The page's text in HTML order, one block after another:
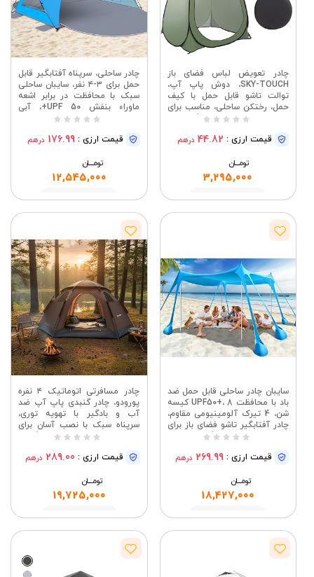
چادر تعویض لباس فضای باز
SKY-TOUCH، دوش پاپ آپ،
توالت تاشو قابل حمل با کیف
حمل، رختکن ساحلی، مناسب برای
کمپینگ/ساحل
قیمت ارزی : 44.82 درهم
تومــــــان
3,295,000
مشاهده
چادر ساحلی، سرپناه آفتابگیر قابل
حمل برای ۳-۴ نفر، سایبان ساحلی
سبک با محافظت در برابر اشعه
ماوراء بنفش UPF 50+، آبی
قیمت ارزی : 176.99 درهم
تومــــــان
12,545,000
مشاهده
سایبان چادر ساحلی قابل حمل ضد
باد با محافظت UPF50+، 8 کیسه
شن، 4 تیرک آلومینیومی مقاوم،
چادر آفتابگیر تاشو فضای باز برای
شن و ماسه، کمپینگ، ملزومات
قیمت ارزی : 269.99 درهم
تومــــــان
18,427,000
مشاهده
چادر مسافرتی اتوماتیک ۴ نفره
پورودو، چادر گنبدی پاپ آپ ضد
آب و بادگیر با تهویه توری،
سرپناه سبک با نصب آسان برای
کوهنوردی، ساحل و کوله گردی،
قیمت ارزی : 289.00 درهم
تومــــــان
19,725,000
مشاهده